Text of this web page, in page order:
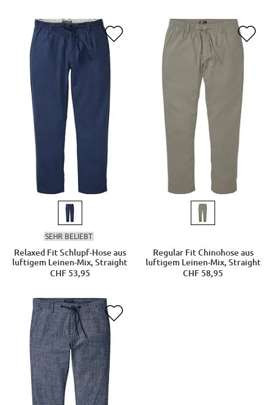
SEHR BELIEBT
Relaxed Fit Schlupf-Hose aus
luftigem Leinen-Mix, Straight
CHF 53,95
Regular Fit Chinohose aus
luftigem Leinen-Mix, Straight
CHF 58,95